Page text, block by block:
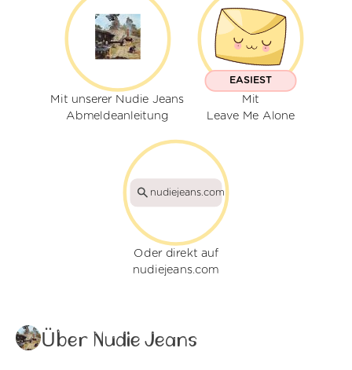
Mit unserer Nudie Jeans
Abmeldeanleitung
EASIEST
Mit
Leave Me Alone
nudiejeans.com
Oder direkt auf
nudiejeans.com
Über Nudie Jeans